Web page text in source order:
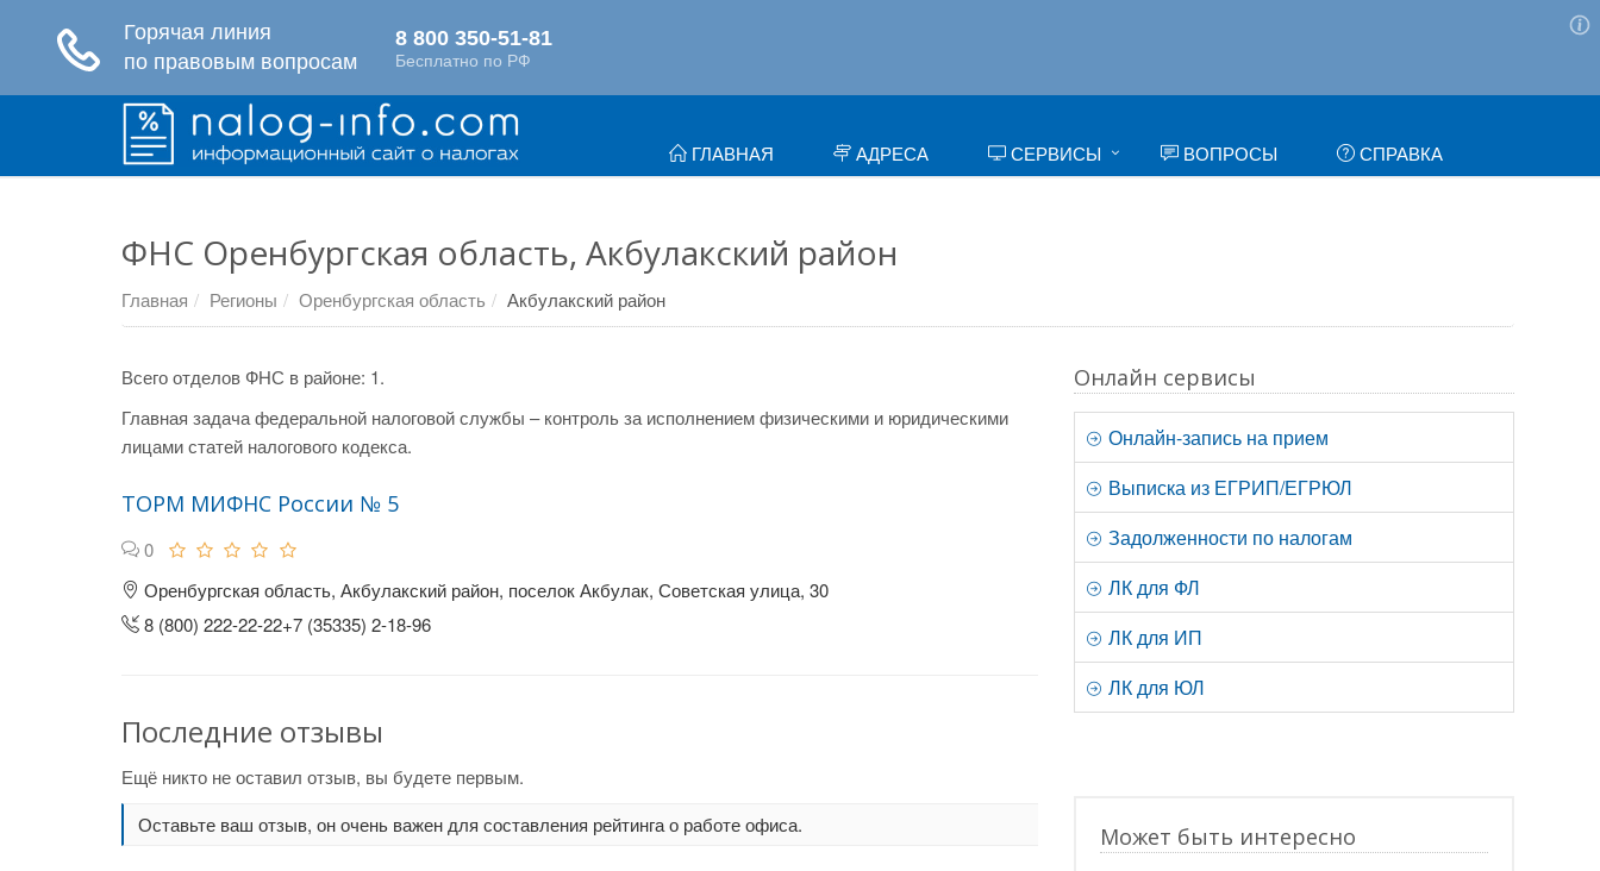
ГЛАВНАЯ АДРЕСА СЕРВИСЫ ВОПРОСЫ СПРАВКА
ФНС Оренбургская область, Акбулакский район
Главная Регионы Оренбургская область Акбулакский район
Всего отделов ФНС в районе: 1.
Главная задача федеральной налоговой службы – контроль за исполнением физическими и юридическими
лицами статей налогового кодекса.
ТОРМ МИФНС России № 5
0
Оренбургская область, Акбулакский район, поселок Акбулак, Советская улица, 30
8 (800) 222-22-22+7 (35335) 2-18-96
Последние отзывы
Ещё никто не оставил отзыв, вы будете первым.
Оставьте ваш отзыв, он очень важен для составления рейтинга о работе офиса.
Онлайн сервисы
Онлайн-запись на прием
Выписка из ЕГРИП/ЕГРЮЛ
Задолженности по налогам
ЛК для ФЛ
ЛК для ИП
ЛК для ЮЛ
Может быть интересно